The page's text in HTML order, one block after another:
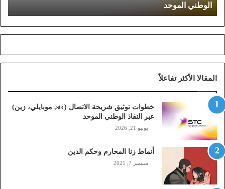
ش
ر
ل
ا
ت
ص
ل
(
s
,
الوطني الموحد
المقالا الأكثر تفاعلاً
خطوات توثيق شريحة الاتصال (stc, موبايلي، زين)
عبر النفاذ الوطني الموحد
يونيو 21, 2026
أنماط زنا المحارم وحكم الدين
سبتمبر 7, 2021